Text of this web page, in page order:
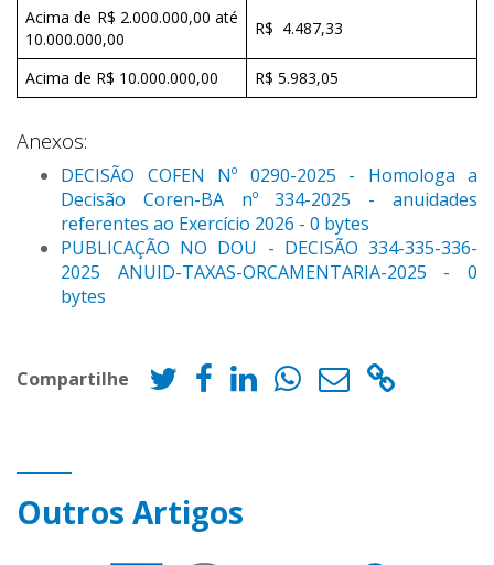
Acima de R$ 2.000.000,00 até
10.000.000,00
R$ 4.487,33
Acima de R$ 10.000.000,00 R$ 5.983,05
Anexos:
DECISÃO COFEN Nº 0290-2025 - Homologa a
Decisão Coren-BA nº 334-2025 - anuidades
referentes ao Exercício 2026 - 0 bytes
PUBLICAÇÃO NO DOU - DECISÃO 334-335-336-
2025 ANUID-TAXAS-ORCAMENTARIA-2025 - 0
bytes
Compartilhe
Outros Artigos